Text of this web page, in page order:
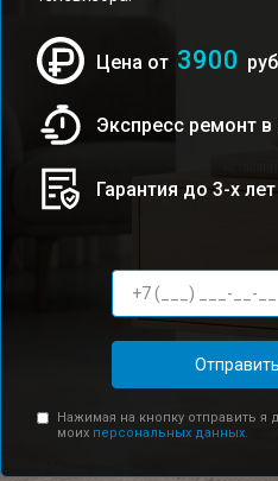
Цена от 3900 руб
Экспресс ремонт
Гарантия до 3-х лет
Нажимая на кнопку отправить я
моих персональных данных.